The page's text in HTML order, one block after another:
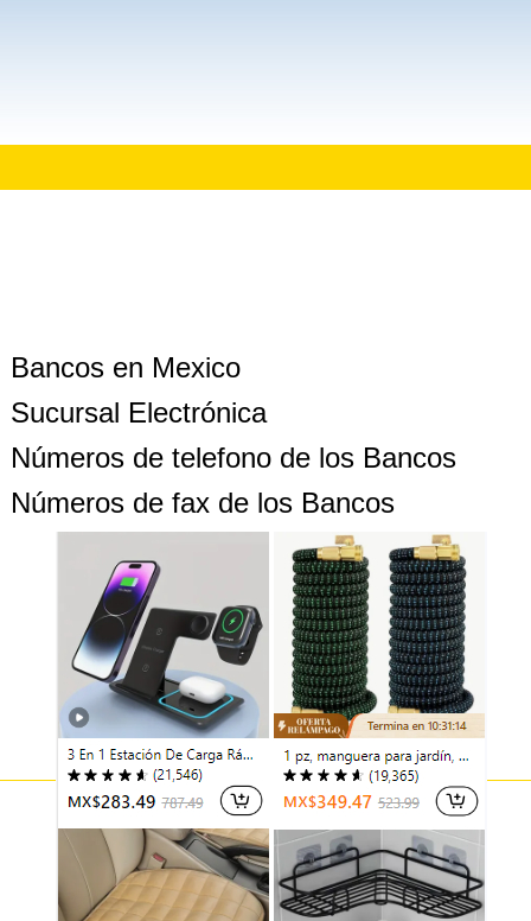
Bancos en Mexico
Sucursal Electrónica
Números de telefono de los Bancos
Números de fax de los Bancos